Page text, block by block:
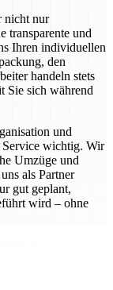
nicht nur
transparente und
Ihren individuellen
den
handeln stets
Sie sich während
und
Service wichtig. Wir
Umzüge und
als Partner
gut geplant,
wird – ohne